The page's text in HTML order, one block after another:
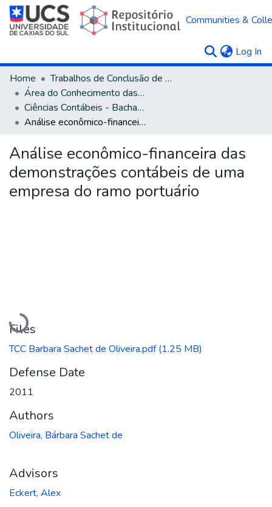
Communities &
Log In
Home
Trabalhos de Conclusão de Curso
Área do Conhecimento das Ciências Sociais Aplicadas
Ciências Contábeis - Bacharelado
Análise econômico-financeira das demonstrações contábeis de uma empresa do ramo portuário
Análise econômico-financeira das
demonstrações contábeis de uma
empresa do ramo portuário
Loading...
Files
TCC Barbara Sachet de Oliveira.pdf(1.25 MB)
Defense Date
2011
Authors
Oliveira, Bárbara Sachet de
Advisors
Eckert, Alex